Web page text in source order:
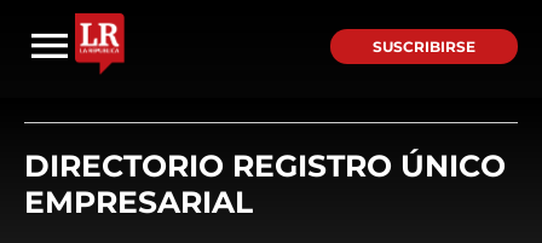
SUSCRIBIRSE
DIRECTORIO REGISTRO ÚNICO
EMPRESARIAL